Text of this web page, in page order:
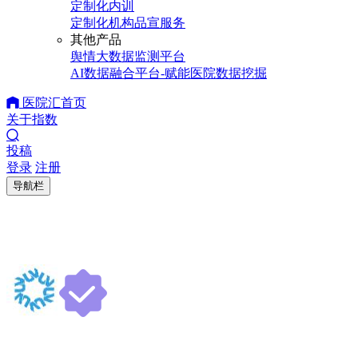
定制化内训
定制化机构品宣服务
其他产品
舆情大数据监测平台
AI数据融合平台-赋能医院数据挖掘
医院汇首页
关于指数
投稿
登录 注册
导航栏